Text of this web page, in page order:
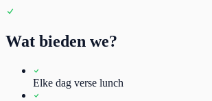
Wat bieden we?
Elke dag verse lunch